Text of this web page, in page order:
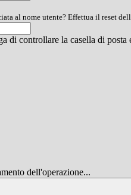
al nome utente? Effettua il reset
di controllare la casella di posta
dell'operazione...